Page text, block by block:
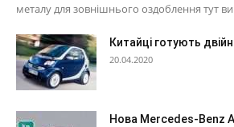
металу для зовнішнього оздоблення тут
Китайці готують
20.04.2020
Нова Mercedes-Benz